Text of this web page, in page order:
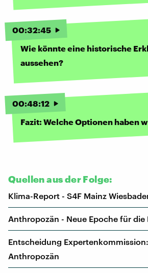
00:32:45
Wie könnte eine historische
aussehen?
00:48:12
Fazit: Welche Optionen haben
Quellen aus der Folge:
Klima-Report - S4F Mainz
Anthropozän - Neue Epoche für die
Entscheidung
Anthropozän